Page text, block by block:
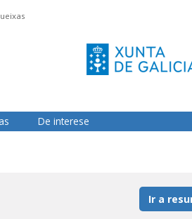
De interese
Ir a